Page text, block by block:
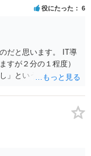
役にたった 6
だと思います。 IT導
すが２分の１程度）
」というのであれ